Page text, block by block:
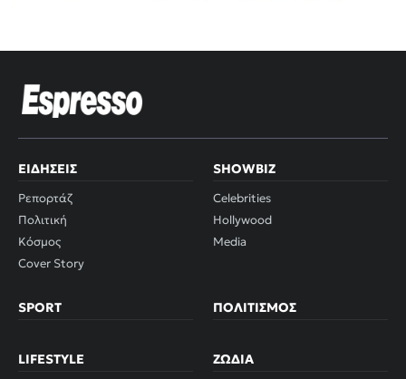
ΕΙΔΉΣΕΙΣ
Ρεπορτάζ
Πολιτική
Κόσμος
Cover Story
SHOWBIZ
Celebrities
Hollywood
Media
SPORT ΠΟΛΙΤΙΣΜΌΣ
LIFESTYLE ΖΏΔΙΑ